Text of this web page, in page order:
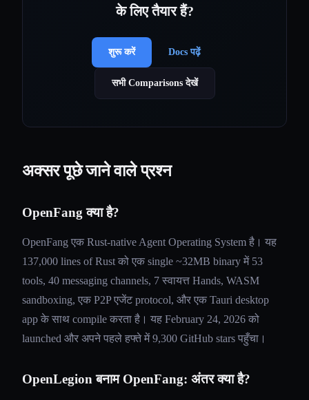
के लिए तैयार हैं?
शुरू करें Docs पढ़ें
सभी Comparisons देखें
अक्सर पूछे जाने वाले प्रश्न
OpenFang क्या है?
OpenFang एक Rust-native Agent Operating System है। यह
137,000 lines of Rust को एक single ~32MB binary में 53
tools, 40 messaging channels, 7 स्वायत्त Hands, WASM
sandboxing, एक P2P एजेंट protocol, और एक Tauri desktop
app के साथ compile करता है। यह February 24, 2026 को
launched और अपने पहले हफ्ते में 9,300 GitHub stars पहुँचा।
OpenLegion बनाम OpenFang: अंतर क्या है?